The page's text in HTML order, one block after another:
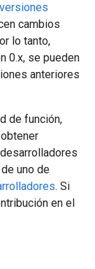
cambios
lo tanto,
0.x, se pueden
anteriores
de función,
uno de
. Si
en el